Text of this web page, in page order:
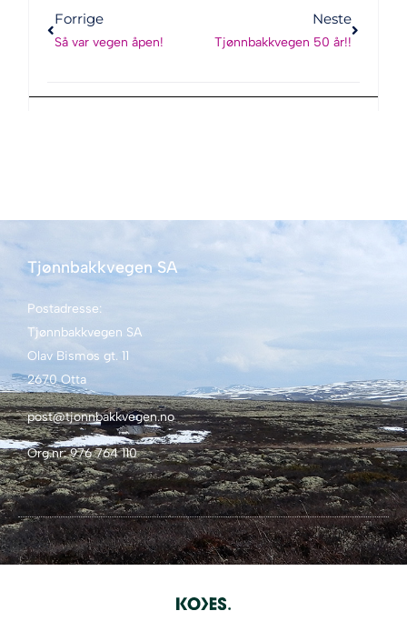
Forrige
Så var vegen åpen!
Neste
Tjønnbakkvegen 50 år!!
Tjønnbakkvegen SA
Postadresse:
Tjønnbakkvegen SA
Olav Bismos gt. 11
2670 Otta
post@tjonnbakkvegen.no
Org.nr: 976 764 110